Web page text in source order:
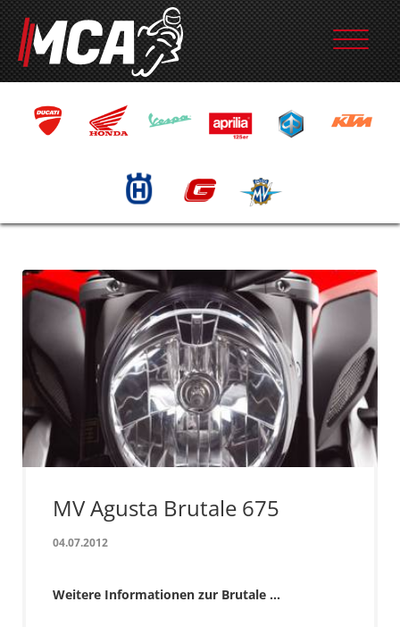
MV Agusta Brutale 675
04.07.2012
Weitere Informationen zur Brutale ...